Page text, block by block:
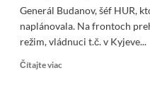
Generál Budanov, šéf HUR,
naplánovala. Na frontoch
režim, vládnuci t.č. v Kyjeve...
Čítajte viacRead